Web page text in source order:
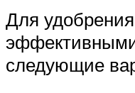
Для
следующие